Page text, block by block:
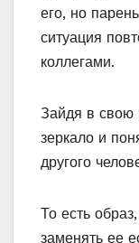
его, но
ситуация
коллегами.
Зайдя в свою
зеркало и
другого
То есть
заменять ее